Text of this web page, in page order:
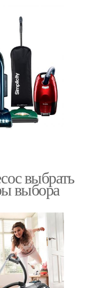
выбрать
выбора